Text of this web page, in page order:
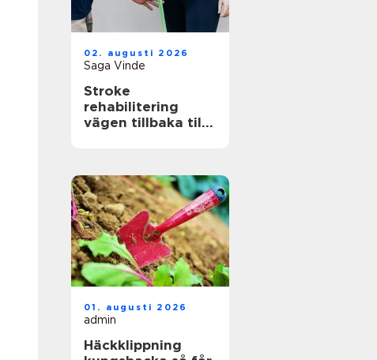
02. augusti 2026
Saga Vinde
Stroke
rehabilitering
vägen tillbaka till
01. augusti 2026
admin
Häckklippning